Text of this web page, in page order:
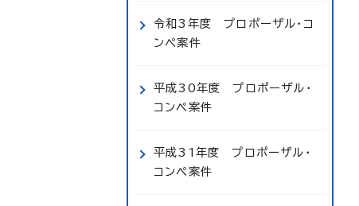
令和3年度 プロポーザル・コ
ンペ案件
平成30年度 プロポーザル・
コンペ案件
平成31年度 プロポーザル・
コンペ案件